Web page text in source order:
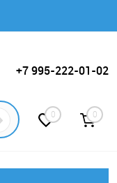
+7 995-222-01-02
0 0